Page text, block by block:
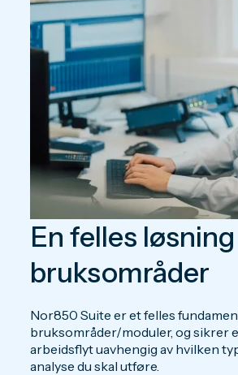
En felles
bruksområder
Nor850 Suite er et felles
bruksområder/moduler, og sikrer
arbeidsflyt uavhengig av hvilken
analyse du skal utføre.